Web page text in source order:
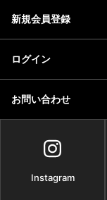
新規会員登録
ログイン
お問い合わせ
Instagram